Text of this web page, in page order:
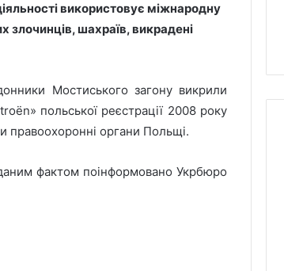
використовує міжнародну
злочинців, шахраїв, викрадені
Мостиського загону викрили
польської реєстрації 2008 року
правоохоронні органи Польщі.
фактом поінформовано Укрбюро